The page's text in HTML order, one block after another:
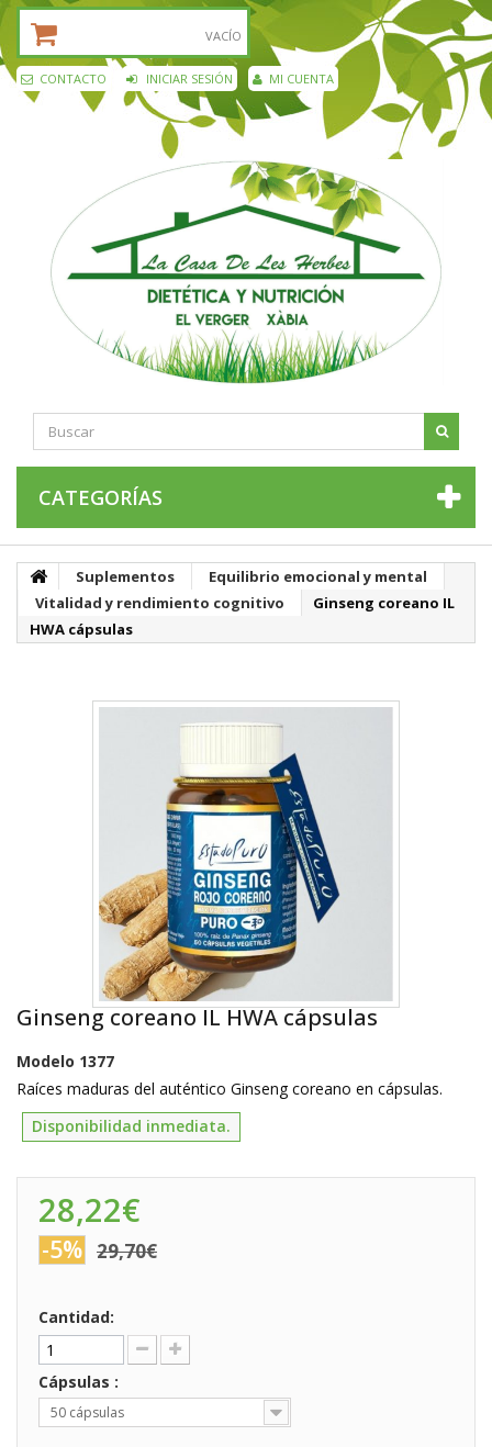
VACÍO
CONTACTO INICIAR SESIÓN MI CUENTA
CATEGORÍAS
Suplementos
Equilibrio emocional y mental
Vitalidad y rendimiento cognitivo
Ginseng coreano IL
HWA cápsulas
Ginseng coreano IL HWA cápsulas
Modelo 1377
Raíces maduras del auténtico Ginseng coreano en cápsulas.
Disponibilidad inmediata.
28,22€
-5% 29,70€
Cantidad:
Cápsulas :
50 cápsulas